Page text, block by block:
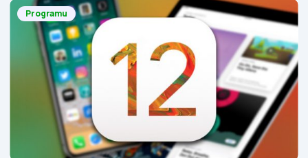
Programu